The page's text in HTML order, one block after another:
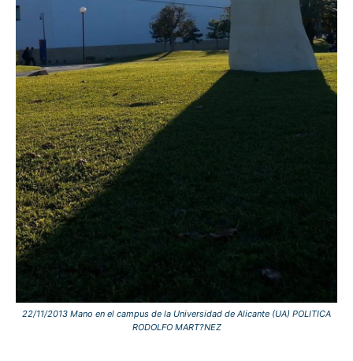
22/11/2013 Mano en el campus de la Universidad de Alicante (UA) POLITICA
RODOLFO MART?NEZ